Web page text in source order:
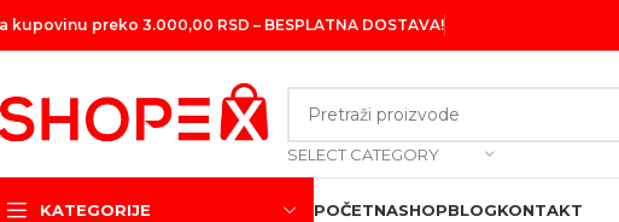
kupovinu preko 3.000,00 RSD – BESPLATNA DOSTAVA!
SELECT CATEGORY
KATEGORIJE POČETNASHOPBLOGKONTAKT